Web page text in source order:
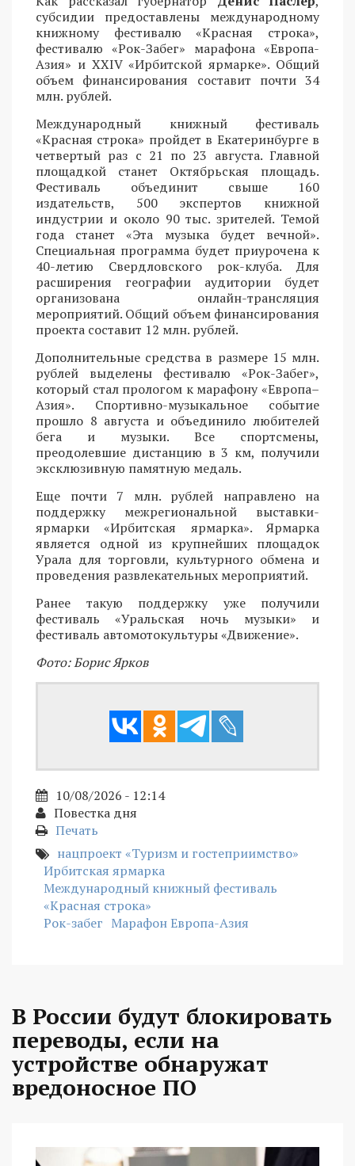
субсидии предоставлены международному
книжному фестивалю «Красная строка»,
фестивалю «Рок-Забег» марафона «Европа-
Азия» и XXIV «Ирбитской ярмарке». Общий
объем финансирования составит почти 34
млн. рублей.
Международный книжный фестиваль
«Красная строка» пройдет в Екатеринбурге в
четвертый раз с 21 по 23 августа. Главной
площадкой станет Октябрьская площадь.
Фестиваль объединит свыше 160
издательств, 500 экспертов книжной
индустрии и около 90 тыс. зрителей. Темой
года станет «Эта музыка будет вечной».
Специальная программа будет приурочена к
40-летию Свердловского рок-клуба. Для
расширения географии аудитории будет
организована онлайн-трансляция
мероприятий. Общий объем финансирования
проекта составит 12 млн. рублей.
Дополнительные средства в размере 15 млн.
рублей выделены фестивалю «Рок-Забег»,
который стал прологом к марафону «Европа–
Азия». Спортивно-музыкальное событие
прошло 8 августа и объединило любителей
бега и музыки. Все спортсмены,
преодолевшие дистанцию в 3 км, получили
эксклюзивную памятную медаль.
Еще почти 7 млн. рублей направлено на
поддержку межрегиональной выставки-
ярмарки «Ирбитская ярмарка». Ярмарка
является одной из крупнейших площадок
Урала для торговли, культурного обмена и
проведения развлекательных мероприятий.
Ранее такую поддержку уже получили
фестиваль «Уральская ночь музыки» и
фестиваль автомотокультуры «Движение».
Фото: Борис Ярков
10/08/2026 - 12:14
Повестка дня
Печать
нацпроект «Туризм и гостеприимство»
Ирбитская ярмарка
Международный книжный фестиваль
«Красная строка»
Рок-забег Марафон Европа-Азия
В России будут блокировать
переводы, если на
устройстве обнаружат
вредоносное ПО